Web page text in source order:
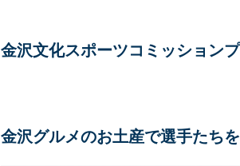
金沢文化スポーツコミッション
金沢グルメのお土産で選手たち